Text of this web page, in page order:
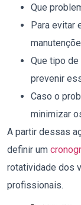
Que
Para evitar
Que tipo
prevenir
Caso o
minimizar
A partir dessas
definir um
rotatividade dos
profissionais.